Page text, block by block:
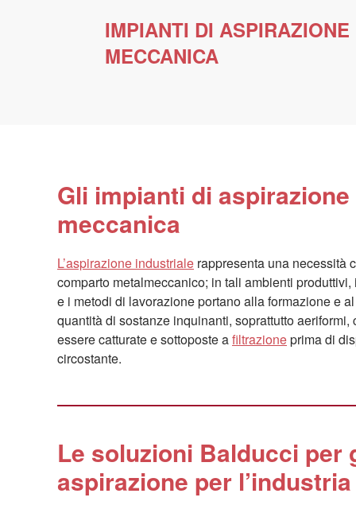
IMPIANTI DI
MECCANICA
Gli impianti di
meccanica
L’aspirazione industriale
comparto metalmeccanico; in tali ambienti
e i metodi di lavorazione portano alla formazione e
quantità di sostanze inquinanti, soprattutto
essere catturate e sottoposte afiltrazione
circostante.
Le soluzioni Balducci per
aspirazione per